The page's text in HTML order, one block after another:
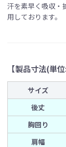
汗を素早く吸収・
用しております。
【製品寸法(単
サイズ
後丈
胸回り
肩幅